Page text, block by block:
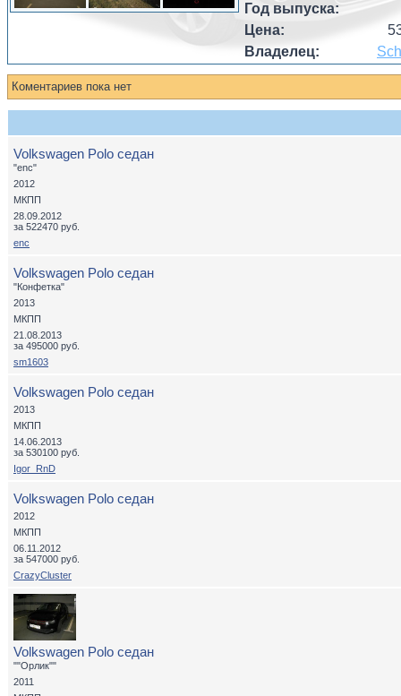
Год выпуска:
Цена:
Владелец:
Коментариев пока нет
Volkswagen Polo седан
"enc"
2012
МКПП
28.09.2012
за 522470 руб.
enc
Volkswagen Polo седан
"Конфетка"
2013
МКПП
21.08.2013
за 495000 руб.
sm1603
Volkswagen Polo седан
2013
МКПП
14.06.2013
за 530100 руб.
Igor_RnD
Volkswagen Polo седан
2012
МКПП
06.11.2012
за 547000 руб.
CrazyCluster
Volkswagen Polo седан
""Орлик""
2011